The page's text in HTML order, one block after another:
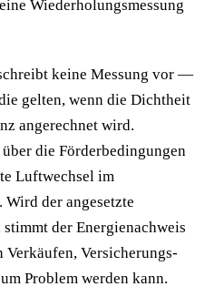
Wiederholungsmessung
keine Messung vor —
gelten, wenn die Dichtheit
angerechnet wird.
die Förderbedingungen
Luftwechsel im
Wird der angesetzte
der Energienachweis
Versicherungs-
Problem werden kann.